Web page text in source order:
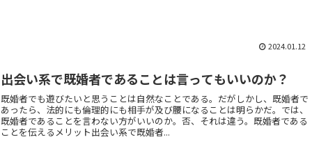
2024.01.12
出会い系で既婚者であることは言ってもいいのか？
既婚者でも遊びたいと思うことは自然なことである。だがしかし、既婚者で
あったら、法的にも倫理的にも相手が及び腰になることは明らかだ。では、
既婚者であることを言わない方がいいのか。否、それは違う。既婚者である
ことを伝えるメリット出会い系で既婚者...